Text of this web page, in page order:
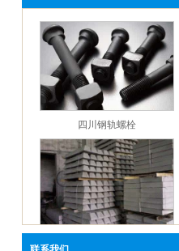
【企业资讯】四川钢轨杨
一般公共预算支出同比增长
【企业资讯】成都鑫红鑫
工企业建材采购量环比降
【企业资讯】四川钢轨：
态及点评（20191215）
【企业资讯】四川钢轨：
跌通道中
【企业资讯】成都钢轨：
污染天气Ⅱ级应急响应
【企业资讯】四川钢轨：
资源的稳定供应？
四川钢轨螺栓